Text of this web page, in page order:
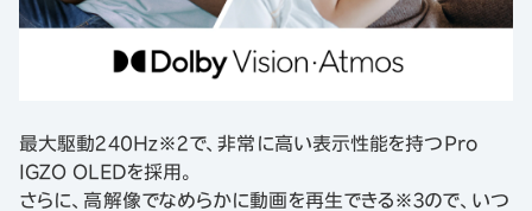
最大駆動240Hz※2で、非常に高い表示性能を持つPro
IGZO OLEDを採用。
さらに、高解像でなめらかに動画を再生できる※3ので、いつ